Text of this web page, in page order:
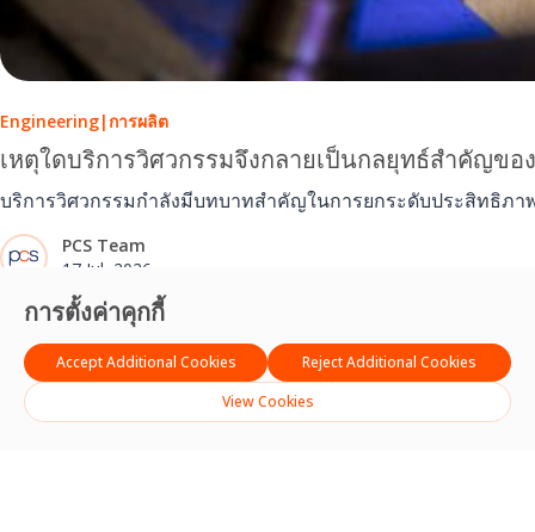
การตั้งค่าคุกกี้
Accept Additional Cookies
Reject Additional Cookies
View Cookies
Engineering|การผลิต
เหตุใดบริการวิศวกรรมจึงกลายเป็นกลยุทธ์สำคัญข
บริการวิศวกรรมกำลังมีบทบาทสำคัญในการยกระดับประสิทธิภา
PCS Team
17 Jul, 2026